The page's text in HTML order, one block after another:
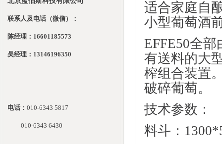
联系人及电话（微信）：
陈经理：16601185573
吴经理：13146196350
电话： 010-6343 5817
010-6343 6430
适合家庭自
小型葡萄酒
EFFE50全部
有送料的大
榨组合装置
破碎葡萄。
技术参数：
料斗：